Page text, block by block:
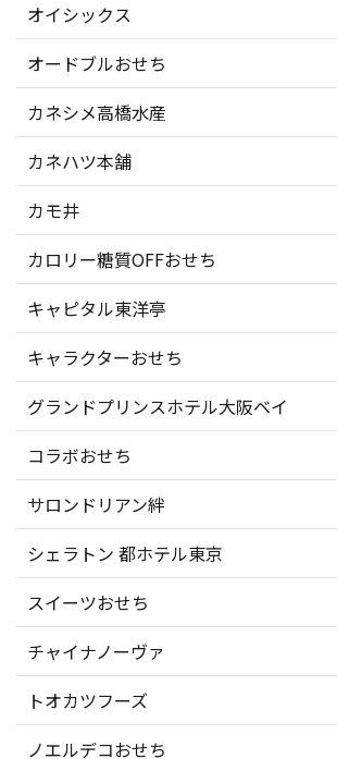
オイシックス
オードブルおせち
カネシメ高橋水産
カネハツ本舗
カモ井
カロリー糖質OFFおせち
キャピタル東洋亭
キャラクターおせち
グランドプリンスホテル大阪ベイ
コラボおせち
サロンドリアン絆
シェラトン 都ホテル東京
スイーツおせち
チャイナノーヴァ
トオカツフーズ
ノエルデコおせち